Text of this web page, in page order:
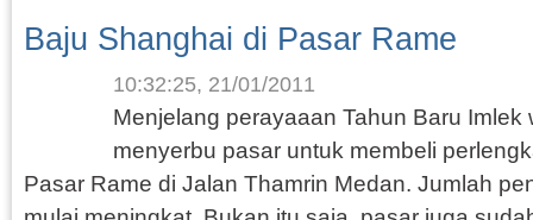
Baju Shanghai di Pasar Rame
10:32:25, 21/01/2011
Menjelang perayaaan Tahun Baru Imlek
menyerbu pasar untuk membeli
Pasar Rame di Jalan Thamrin Medan. Jumlah